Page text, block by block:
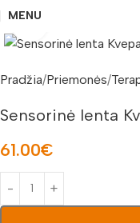
MENU
Pradžia Priemonės
Sensorinė lenta
61.00€